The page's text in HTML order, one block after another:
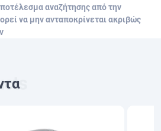
αναζήτησης από την
να μην ανταποκρίνεται ακριβώς